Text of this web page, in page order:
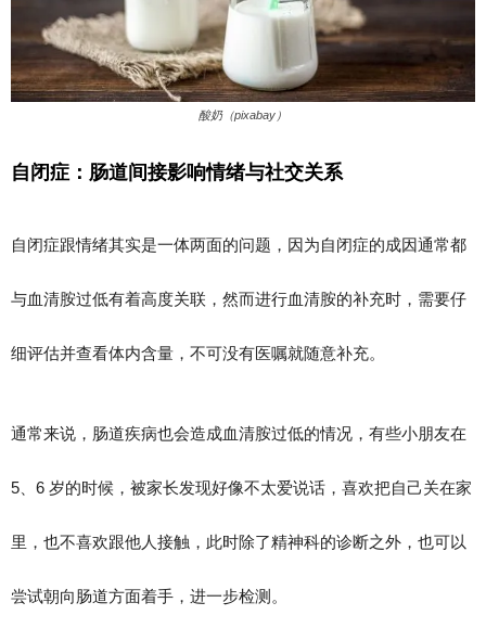
酸奶（pixabay）
自闭症：肠道间接影响情绪与社交关系
自闭症跟情绪其实是一体两面的问题，因为自闭症的成因通常都
与血清胺过低有着高度关联，然而进行血清胺的补充时，需要仔
细评估并查看体内含量，不可没有医嘱就随意补充。
通常来说，肠道疾病也会造成血清胺过低的情况，有些小朋友在
5、6 岁的时候，被家长发现好像不太爱说话，喜欢把自己关在家
里，也不喜欢跟他人接触，此时除了精神科的诊断之外，也可以
尝试朝向肠道方面着手，进一步检测。